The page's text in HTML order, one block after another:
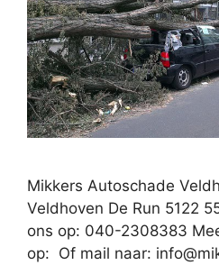
Mikkers Autoschade
Veldhoven De Run 5122
ons op: 040-2308383
op: Of mail naar: